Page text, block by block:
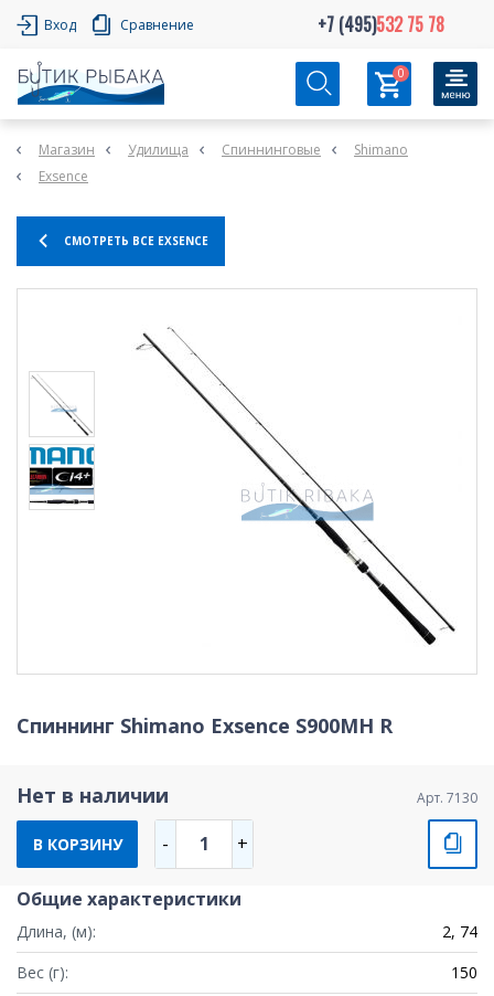
Вход Сравнение +7 (495)532 75 78
0
Магазин Удилища Спиннинговые
Shimano
Exsence
СМОТРЕТЬ ВСЕ EXSENCE
Спиннинг Shimano Exsence S900MH R
Нет в наличии Арт. 7130
В КОРЗИНУ - 1 +
Общие характеристики
Длина, (м):
2, 74
Вес (г):
150